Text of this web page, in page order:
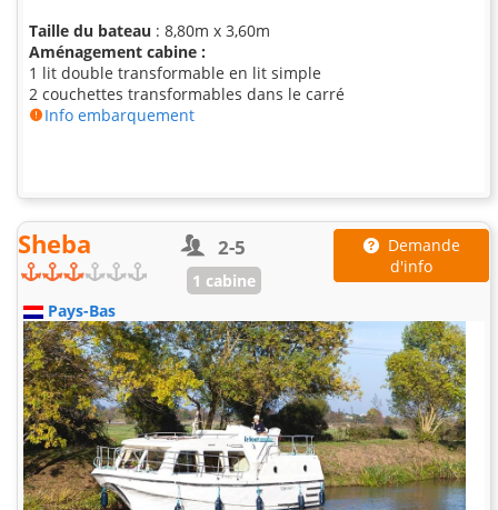
Taille du bateau : 8,80m x 3,60m
Aménagement cabine :
1 lit double transformable en lit simple
2 couchettes transformables dans le carré
Info embarquement
Sheba 2-5
1 cabine
Demande
d'info
Pays-Bas